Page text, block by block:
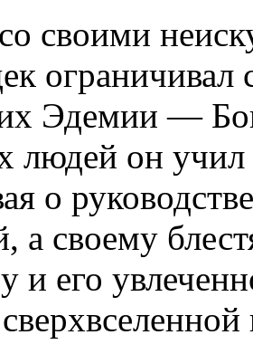
своими
ограничивал
Эдемии —
людей он
о
а своему
и его